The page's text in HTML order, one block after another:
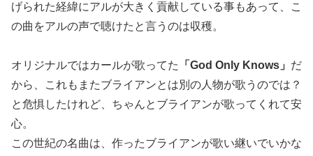
げられた経緯にアルが大きく貢献している事もあって、こ
の曲をアルの声で聴けたと言うのは収穫。
オリジナルではカールが歌ってた 「God Only Knows」 だ
から、これもまたブライアンとは別の人物が歌うのでは？
と危惧したけれど、ちゃんとブライアンが歌ってくれて安
心。
この世紀の名曲は、作ったブライアンが歌い継いでいかな